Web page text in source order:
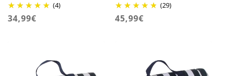
(4)
Prix
34,99€
(29)
Prix
45,99€